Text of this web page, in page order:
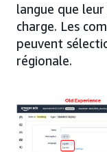
langue que
charge. Les
peuvent
régionale.